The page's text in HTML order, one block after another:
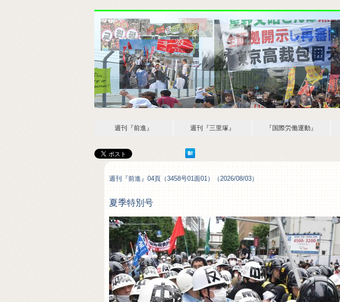
週刊『前進』 週刊『三里塚』 『国際労働運動』
週刊『前進』04頁（3458号01面01）（2026/08/03）
夏季特別号